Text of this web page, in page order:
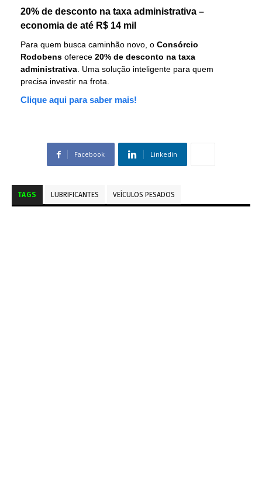
20% de desconto na taxa administrativa –
economia de até R$ 14 mil
Para quem busca caminhão novo, o Consórcio
Rodobens oferece 20% de desconto na taxa
administrativa . Uma solução inteligente para quem
precisa investir na frota.
Clique aqui para saber mais!
Facebook Linkedin
TAGS LUBRIFICANTES VEÍCULOS PESADOS